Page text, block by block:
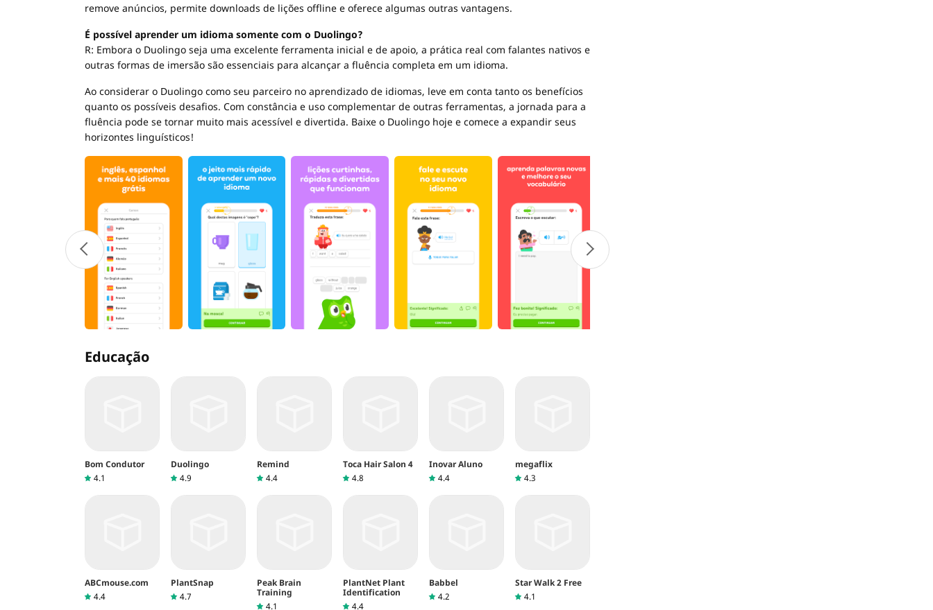
remove anúncios, permite downloads de lições offline e oferece algumas outras vantagens.
É possível aprender um idioma somente com o Duolingo?
R: Embora o Duolingo seja uma excelente ferramenta inicial e de apoio, a prática real com falantes nativos e
outras formas de imersão são essenciais para alcançar a fluência completa em um idioma.
Ao considerar o Duolingo como seu parceiro no aprendizado de idiomas, leve em conta tanto os benefícios
quanto os possíveis desafios. Com constância e uso complementar de outras ferramentas, a jornada para a
fluência pode se tornar muito mais acessível e divertida. Baixe o Duolingo hoje e comece a expandir seus
horizontes linguísticos!
Educação
Bom Condutor
4.1
Duolingo
4.9
Remind
4.4
Toca Hair Salon 4
4.8
Inovar Aluno
4.4
megaflix
4.3
ABCmouse.com
4.4
PlantSnap
4.7
Peak Brain
Training
4.1
PlantNet Plant
Identification
4.4
Babbel
4.2
Star Walk 2 Free
4.1